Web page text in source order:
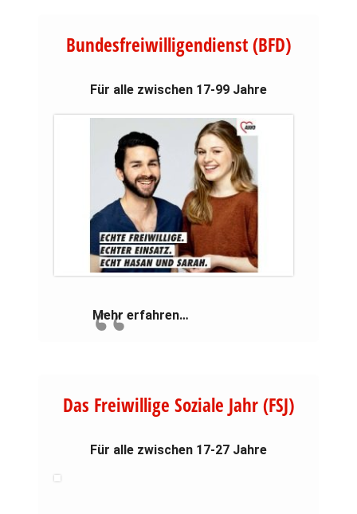
Bundesfreiwilligendienst (BFD)
Für alle zwischen 17-99 Jahre
Mehr erfahren…
Das Freiwillige Soziale Jahr (FSJ)
Für alle zwischen 17-27 Jahre